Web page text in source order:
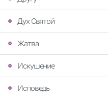
Дух Святой
Жатва
Искушение
Исповедь